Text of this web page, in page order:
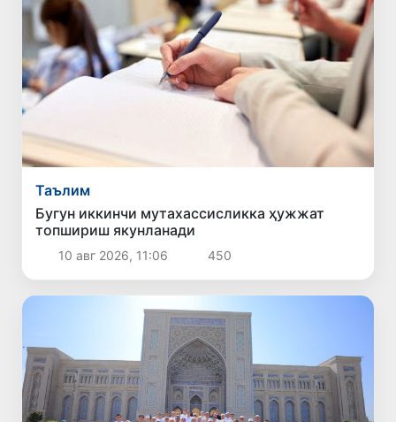
Таълим
Бугун иккинчи мутахассисликка ҳужжат
топшириш якунланади
10 авг 2026, 11:06 450